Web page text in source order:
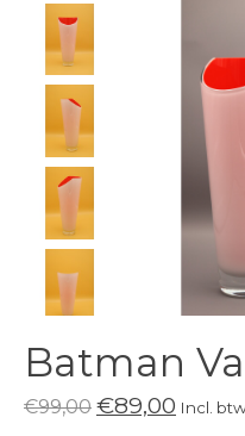
Batman
€99,00 €89,00 Incl.